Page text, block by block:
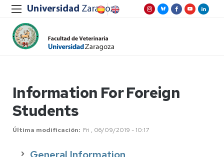
Information For Foreign
Students
Última modificación Fri , 06/09/2019 - 10:17